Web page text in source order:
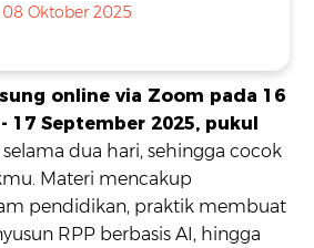
Oktober 2025
online via Zoom pada 16
17 September 2025, pukul
selama dua hari, sehingga cocok
Materi mencakup
pendidikan, praktik membuat
RPP berbasis AI, hingga